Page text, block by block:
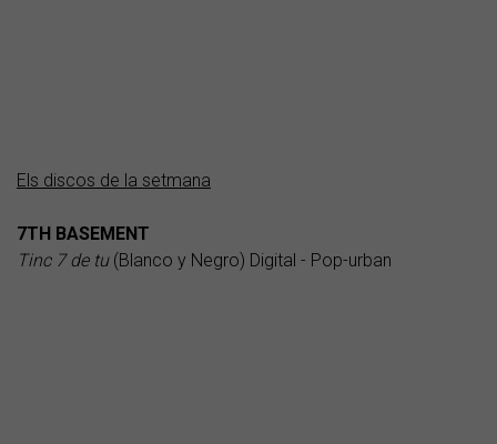
Els discos de la setmana
7TH BASEMENT
Tinc 7 de tu(Blanco y Negro) Digital - Pop-urban